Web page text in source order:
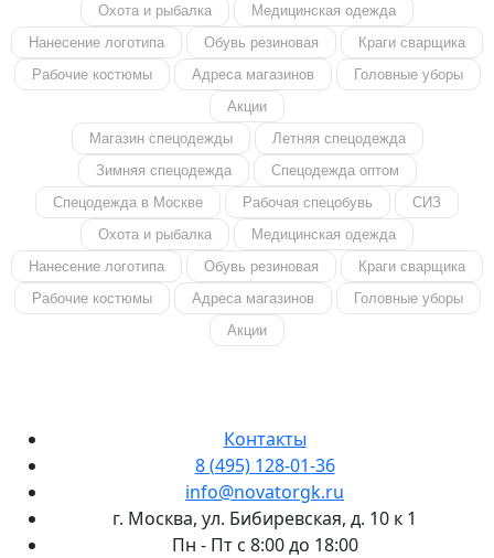
Охота и рыбалка
Медицинская одежда
Нанесение логотипа
Обувь резиновая
Краги сварщика
Рабочие костюмы
Адреса магазинов
Головные уборы
Акции
Магазин спецодежды
Летняя спецодежда
Зимняя спецодежда
Спецодежда оптом
Спецодежда в Москве
Рабочая спецобувь
СИЗ
Охота и рыбалка
Медицинская одежда
Нанесение логотипа
Обувь резиновая
Краги сварщика
Рабочие костюмы
Адреса магазинов
Головные уборы
Акции
Контакты
8 (495) 128-01-36
info@novatorgk.ru
г. Москва, ул. Бибиревская, д. 10 к 1
Пн - Пт с 8:00 до 18:00